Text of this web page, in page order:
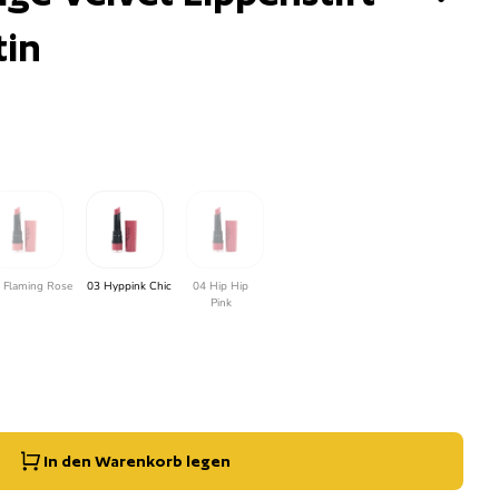
Rose 03 Hyppink Chic
04 Hip Hip
Pink
der Menge für
erhöhen für
In den Warenkorb legen